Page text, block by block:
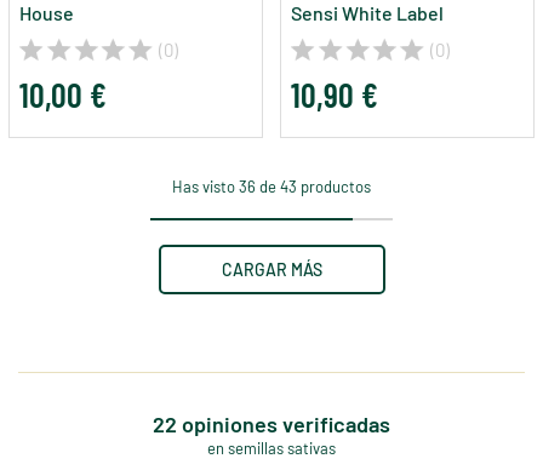
House
(0)
10,00 €
Sensi White Label
(0)
10,90 €
Has visto 36 de 43 productos
CARGAR MÁS
22 opiniones verificadas
en semillas sativas